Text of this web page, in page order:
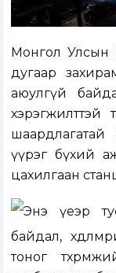
Монгол Улсын
дугаар
аюулгүй
хэрэгжилттэй
шаардлагатай
үүрэг бүхий
цахилгаан
Энэ үеэр
байдал,
тоног